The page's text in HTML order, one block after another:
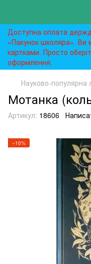
Доступна оплата
«Пакунок школяра». Ви
картками. Просто
оформлення.
Науково-популярна
Мотанка
Артикул: 18606
−10%